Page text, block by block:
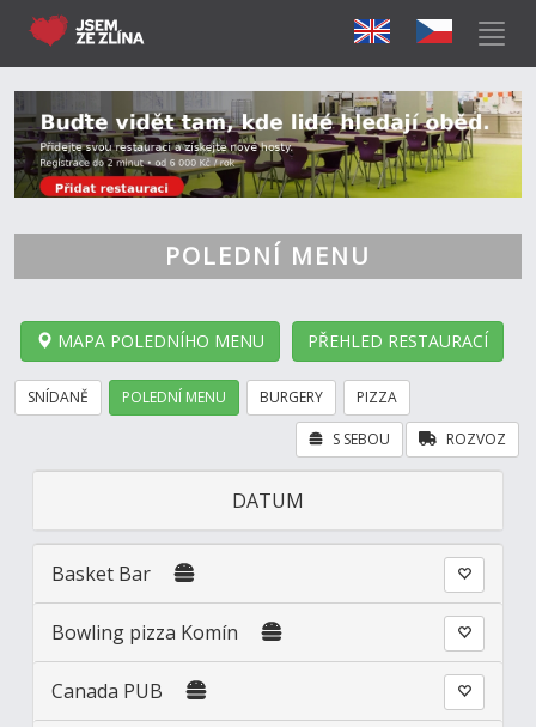
POLEDNÍ MENU
MAPA POLEDNÍHO MENU PŘEHLED RESTAURACÍ
SNÍDANĚ POLEDNÍ MENU BURGERY PIZZA
ROZVOZ
S SEBOU
DATUM
Basket Bar
Bowling pizza Komín
Canada PUB